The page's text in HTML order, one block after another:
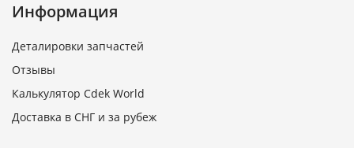
Информация
Деталировки запчастей
Отзывы
Калькулятор Cdek World
Доставка в СНГ и за рубеж